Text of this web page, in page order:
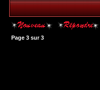
Page 3 sur3